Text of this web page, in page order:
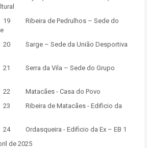
Ribeira de Pedrulhos – Sede do
Sarge – Sede da União Desportiva
Serra da Vila – Sede do Grupo
Matacães - Casa do Povo
Ribeira de Matacães - Edificio da
Ordasqueira - Edificio da Ex – EB 1
de 2025